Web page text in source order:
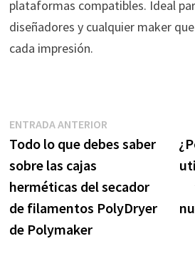
plataformas compatibles. Ideal
diseñadores y cualquier maker
cada impresión.
Navegación
de
entradas
ENTRADA ANTERIOR
anterior:
Todo lo que debes saber
sobre las cajas
herméticas del secador
de filamentos PolyDryer
de Polymaker